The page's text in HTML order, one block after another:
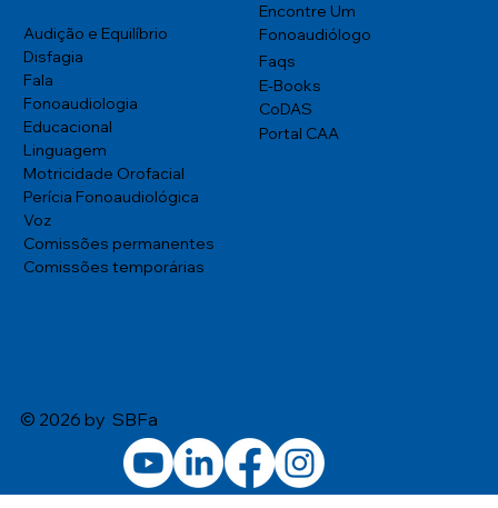
Encontre Um
Fonoaudiólogo
Faqs
E-Books
CoDAS
Portal CAA
Audição e Equilíbrio
Disfagia
Fala
Fonoaudiologia
Educacional
Linguagem
Motricidade Orofacial
Perícia Fonoaudiológica
Voz
Comissões permanentes
Comissões temporárias
© 2026 by SBFa